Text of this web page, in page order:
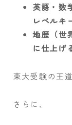
英語・数
レベルキ
地歴（世
に仕上げ
東大受験の王
さらに、